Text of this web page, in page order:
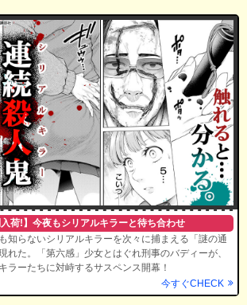
入荷!】今夜もシリアルキラーと待ち合わせ
知らないシリアルキラーを次々に捕まえる「謎の通
れた。「第六感」少女とはぐれ刑事のバディーが、
ラーたちに対峙するサスペンス開幕！
今すぐCHECK